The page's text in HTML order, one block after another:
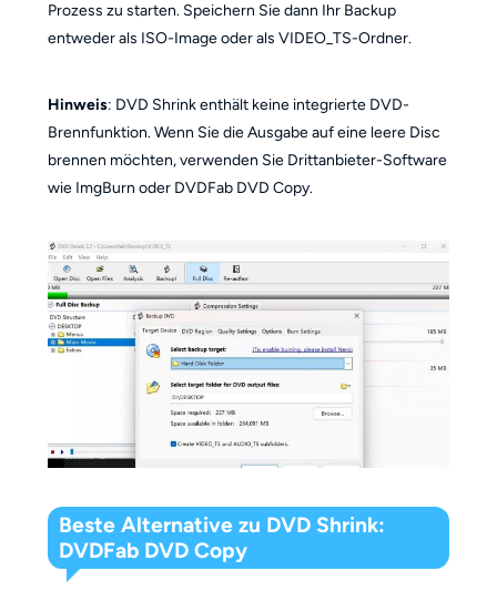
Prozess zu starten. Speichern Sie dann Ihr Backup
entweder als ISO-Image oder als VIDEO_TS-Ordner.
Hinweis: DVD Shrink enthält keine integrierte DVD-
Brennfunktion. Wenn Sie die Ausgabe auf eine leere Disc
brennen möchten, verwenden Sie Drittanbieter-Software
wie ImgBurn oder DVDFab DVD Copy.
Beste Alternative zu DVD Shrink:
DVDFab DVD Copy